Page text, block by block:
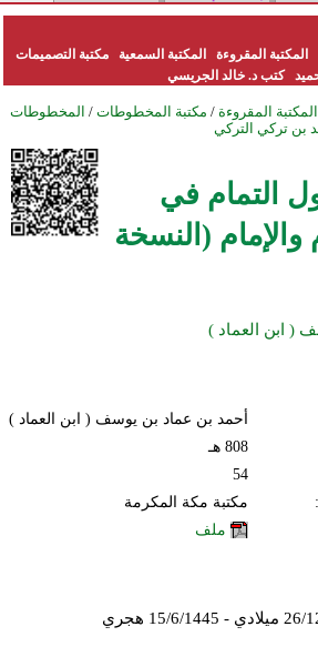
المكتبة المقروءة المكتبة السمعية
مكتبة التصميمات
كتب د. خالد الجريسي
المكتبة المقروءة / مكتبة المخطوطات / المخطوطات
بن تركي التركي
التمام في
والإمام (النسخة
( ابن العماد )
أحمد بن عماد بن يوسف ( ابن العماد )
808 هـ
54
مكتبة مكة المكرمة
ملف
6/1445 هجري